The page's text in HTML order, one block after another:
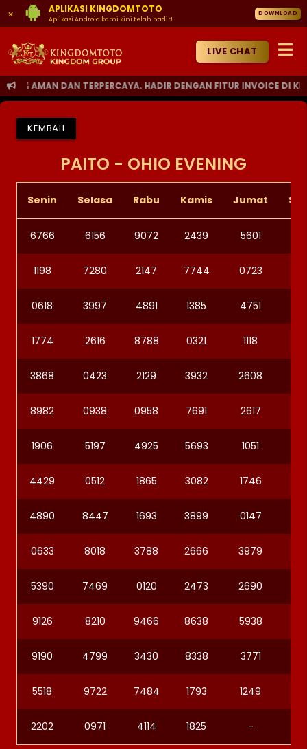
× APLIKASI KINGDOMTOTO
Aplikasi Android kami kini telah hadir!
DOWNLOAD
LIVE CHAT
AMAN DAN TERPERCAYA. HADIR DENGAN FITUR INVOICE DI
KEMBALI
PAITO - OHIO EVENING
Senin Selasa Rabu Kamis Jumat
6766 6156 9072 2439 5601
1198 7280 2147 7744 0723
0618 3997 4891 1385 4751
1774 2616 8788 0321 1118
3868 0423 2129 3932 2608
8982 0938 0958 7691 2617
1906 5197 4925 5693 1051
4429 0512 1865 3082 1746
4890 8447 1693 3899 0147
0633 8018 3788 2666 3979
5390 7469 0120 2473 2690
9126 8210 9466 8638 5938
9190 4799 3430 8338 3771
5518 9722 7484 1793 1249
2202 0971 4114 1825 -